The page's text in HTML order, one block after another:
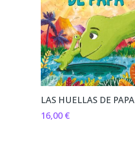
LAS HUELLAS DE PAPA
16,00 €